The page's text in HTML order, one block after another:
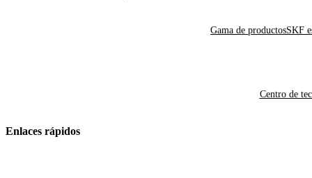
Gama de productosSKF
Centro de
Enlaces rápidos